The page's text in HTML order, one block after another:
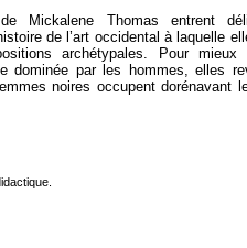
Mickalene Thomas entrent
de l’art occidental à laquelle
archétypales. Pour mieux
dominée par les hommes, elles
noires occupent dorénavant